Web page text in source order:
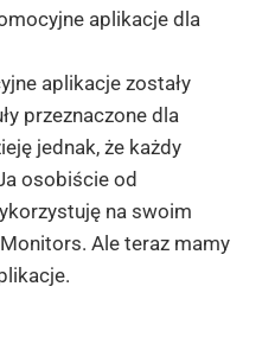
aplikacje dla
aplikacje zostały
przeznaczone dla
jednak, że każdy
osobiście od
na swoim
Ale teraz mamy